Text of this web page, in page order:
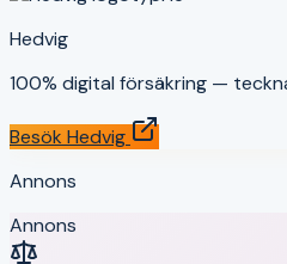
Hedvig
100% digital försäkring —
Besök Hedvig
Annons
Annons